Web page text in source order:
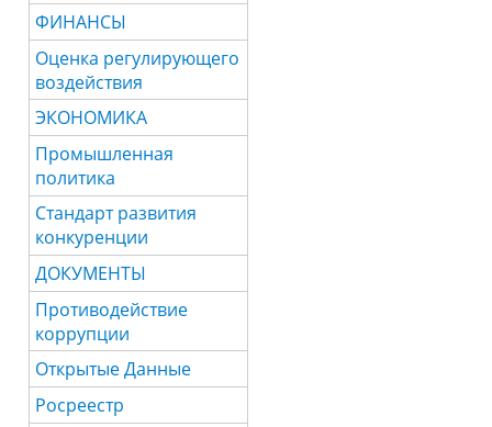
ФИНАНСЫ
Оценка регулирующего
воздействия
ЭКОНОМИКА
Промышленная
политика
Стандарт развития
конкуренции
ДОКУМЕНТЫ
Противодействие
коррупции
Открытые Данные
Росреестр